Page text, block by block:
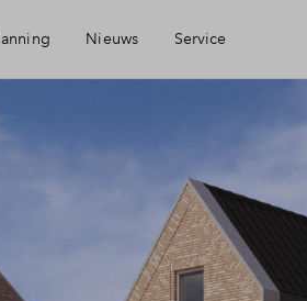
Nieuws Service
Financiele check
Financiering